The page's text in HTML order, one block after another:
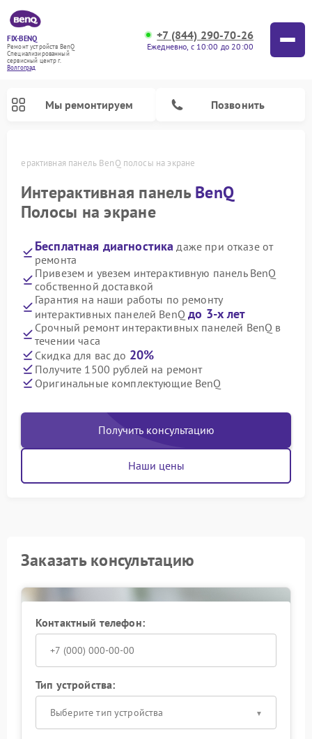
FIX-BENQ
Ремонт устройств BenQ
Специализированный
cервисный центр г.
Волгоград
+7 (844) 290-70-26
Ежедневно, с 10:00 до 20:00
Мы ремонтируем Позвонить
Интерактивная панель BenQ полосы на экране
Интерактивная панельBenQ
Полосы на экране
Бесплатная диагностика даже при отказе от
ремонта
Привезем и увезем интерактивную панель BenQ
собственной доставкой
Гарантия на наши работы по ремонту
интерактивных панелей BenQдо 3-х лет
Срочный ремонт интерактивных панелей BenQ в
течении часа
Скидка для вас до 20%
Получите 1500 рублей на ремонт
Оригинальные комплектующие BenQ
Получить консультацию
Наши цены
Заказать консультацию
Контактный телефон:
Тип устройства:
Выберите тип устройства